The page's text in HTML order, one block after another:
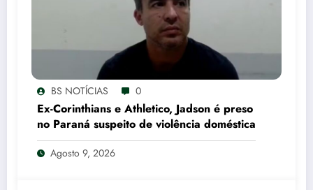
BS NOTÍCIAS 0
Ex-Corinthians e Athletico, Jadson é preso
no Paraná suspeito de violência doméstica
Agosto 9, 2026